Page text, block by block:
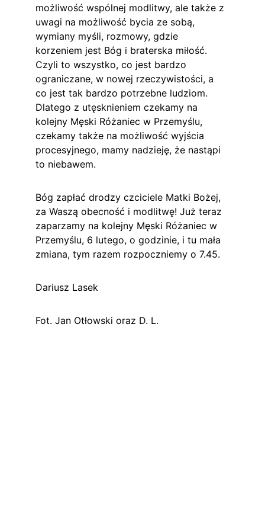
możliwość wspólnej modlitwy, ale także z
uwagi na możliwość bycia ze sobą,
wymiany myśli, rozmowy, gdzie
korzeniem jest Bóg i braterska miłość.
Czyli to wszystko, co jest bardzo
ograniczane, w nowej rzeczywistości, a
co jest tak bardzo potrzebne ludziom.
Dlatego z utęsknieniem czekamy na
kolejny Męski Różaniec w Przemyślu,
czekamy także na możliwość wyjścia
procesyjnego, mamy nadzieję, że nastąpi
to niebawem.
Bóg zapłać drodzy czciciele Matki Bożej,
za Waszą obecność i modlitwę! Już teraz
zaparzamy na kolejny Męski Różaniec w
Przemyślu, 6 lutego, o godzinie, i tu mała
zmiana, tym razem rozpoczniemy o 7.45.
Dariusz Lasek
Fot. Jan Otłowski oraz D. L.